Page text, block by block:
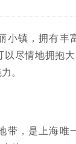
小镇，拥有
尽情地拥抱
。
带，是上海